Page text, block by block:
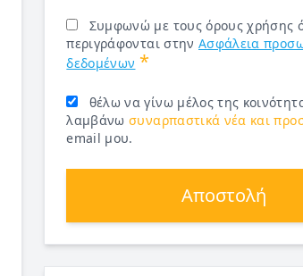
Συμφωνώ με τους όρους χρήσης
περιγράφονται στην Ασφάλεια
δεδομένων *
θέλω να γίνω μέλος της
λαμβάνωσυναρπαστικά νέα και
email μου.
Αποστολή